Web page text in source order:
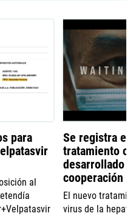
para
al
Se registra
tratamiento
desarrollado
cooperación
El nuevo
virus de la